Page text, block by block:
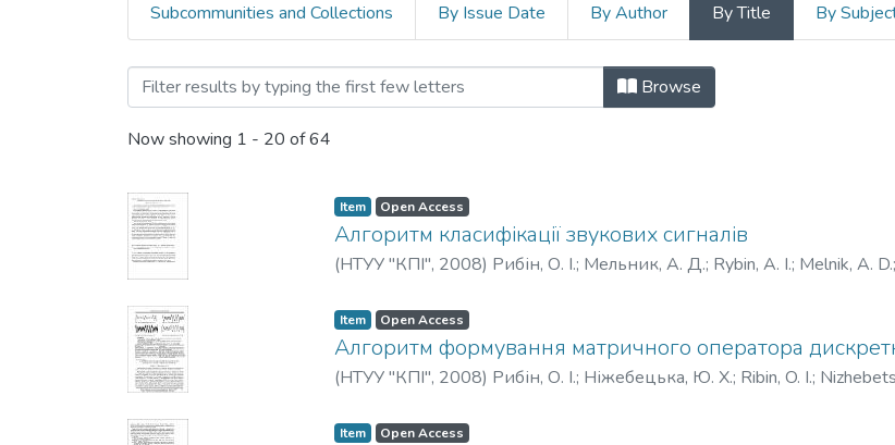
Subcommunities and Collections By Issue Date By Author By Title By
Browsing 2008 by Title Browse
Now showing 1 - 20 of 64
Item Open Access
Алгоритм класифікації звукових сигналів
(НТУУ "КПІ", 2008) Рибін, О. І.; Мельник, А. Д.; Rybin, A. I.; Melnik, A. D.;
Item Open Access
Алгоритм формування матричного оператора
(НТУУ "КПІ", 2008) Рибін, О. І.; Ніжебецька, Ю. Х.; Ribin, O. I.;
Item Open Access